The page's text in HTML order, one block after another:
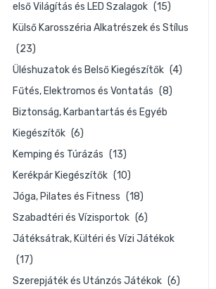
első Világítás és LED Szalagok (15)
Külső Karosszéria Alkatrészek és Stílus
(23)
Üléshuzatok és Belső Kiegészítők (4)
Fűtés, Elektromos és Vontatás (8)
Biztonság, Karbantartás és Egyéb
Kiegészítők (6)
Kemping és Túrázás (13)
Kerékpár Kiegészítők (10)
Jóga, Pilates és Fitness (18)
Szabadtéri és Vízisportok (6)
Játéksátrak, Kültéri és Vízi Játékok
(17)
Szerepjáték és Utánzós Játékok (6)